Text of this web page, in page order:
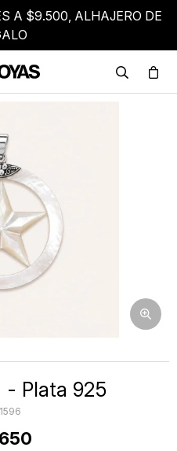
A $9.500, ALHAJERO DE
- Plata 925
1596